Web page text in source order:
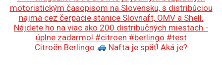
Citroën Berlingo Nafta je späť! Aká je?